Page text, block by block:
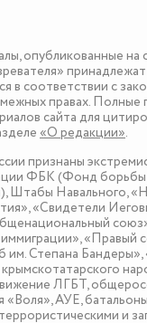
опубликованные на
в соответствии с
правах. Полные
сайта для
«О редакции».
признаны
ФБК (Фонд борьбы
Штабы Навального,
«Свидетели
«Правый
Степана
ЛГБТ,
«Воля», АУЕ,
и